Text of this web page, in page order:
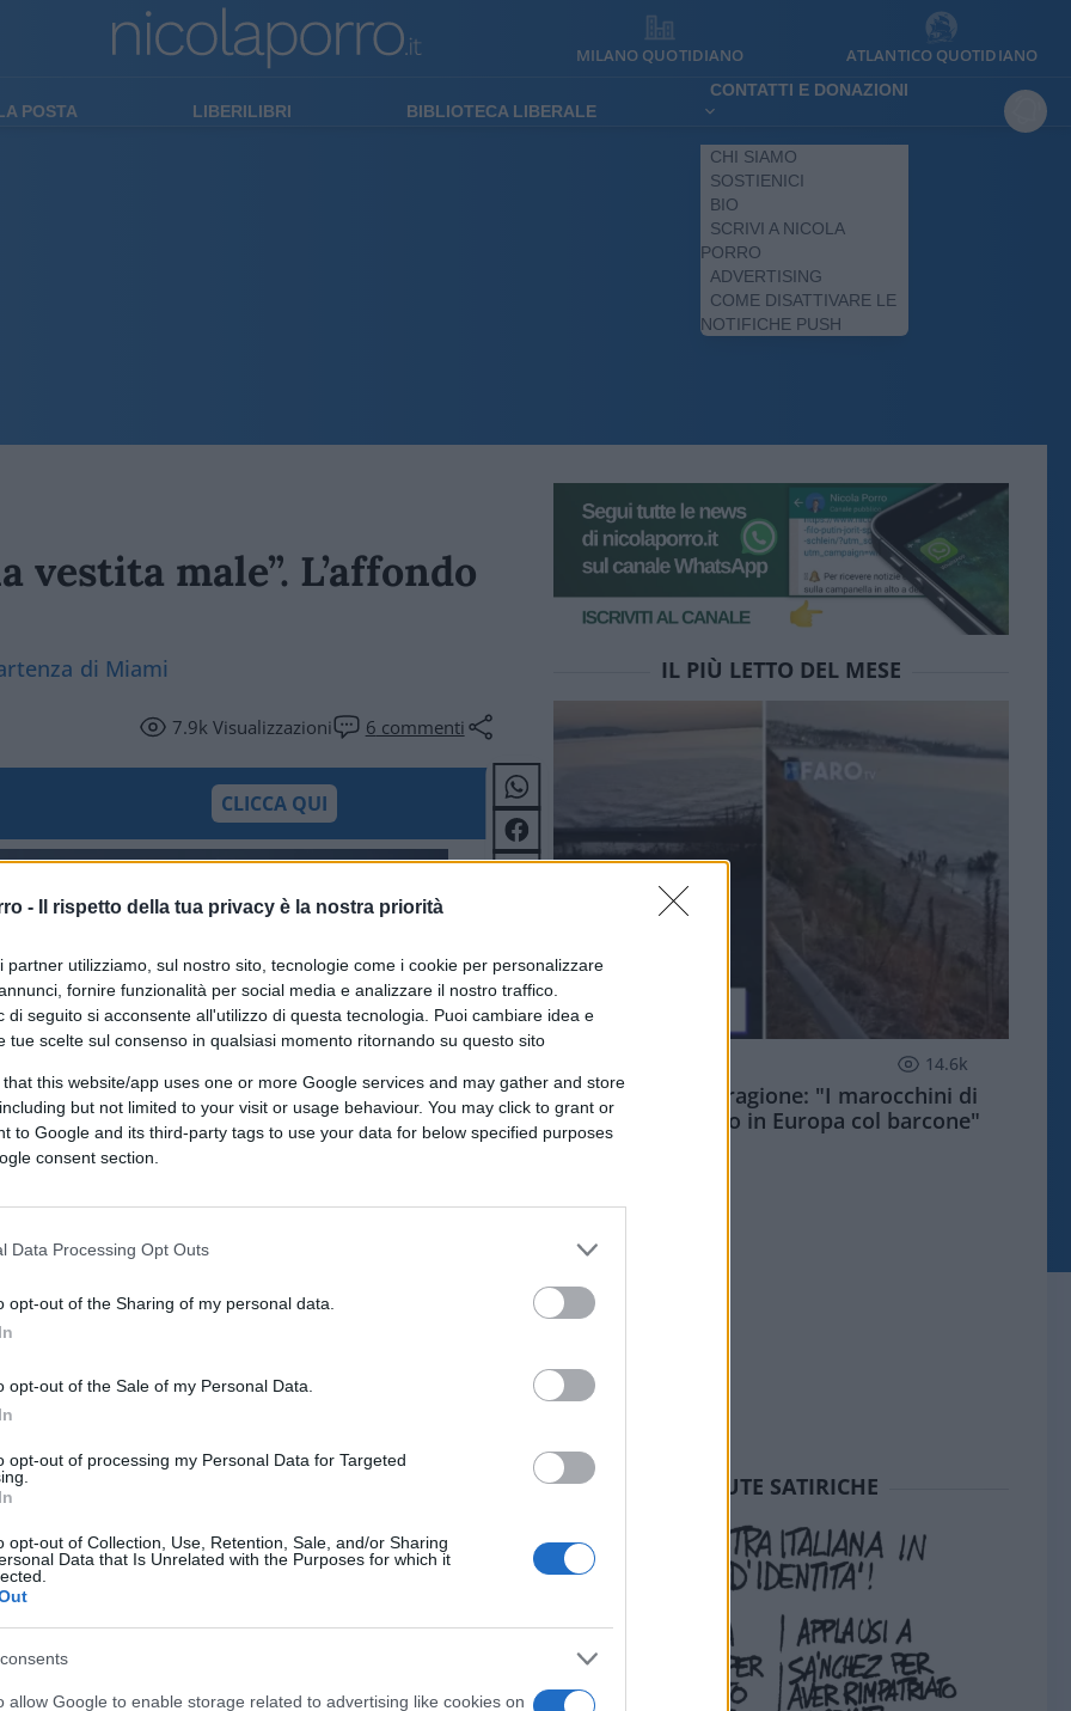
- Il rispetto della tua privacy è la nostra priorità
partner utilizziamo, sul nostro sito, tecnologie come i cookie per personalizzare
fornire funzionalità per social media e analizzare il nostro traffico.
di seguito si acconsente all'utilizzo di questa tecnologia. Puoi cambiare idea e
tue scelte sul consenso in qualsiasi momento ritornando su questo sito
that this website/app uses one or more Google services and may gather and store
but not limited to your visit or usage behaviour. You may click to grant or
to Google and its third-party tags to use your data for below specified purposes
consent section.
Data Processing Opt Outs
opt-out of the Sharing of my personal data.
opt-out of the Sale of my Personal Data.
opt-out of processing my Personal Data for Targeted
opt-out of Collection, Use, Retention, Sale, and/or Sharing
Data that Is Unrelated with the Purposes for which it
allow Google to enable storage related to advertising like cookies on
MILANO QUOTIDIANO ATLANTICO QUOTIDIANO
POSTA LIBERILIBRI BIBLIOTECA LIBERALE
CONTATTI E DONAZIONI
CHI SIAMO
SOSTIENICI
BIO
SCRIVI A NICOLA
PORRO
ADVERTISING
COME DISATTIVARE LE
NOTIFICHE PUSH
vestita male”. L’affondo
di Miami
7.9kVisualizzazioni 6 commenti
CLICCA QUI
profondamente l’Italia e le sue inestimabili
Uniti la qualità dell’artigianato orafo del
bloccano l’Italia.
IL PIÙ LETTO DEL MESE
14.6k
Meloni aveva ragione: "I marocchini di
Ceuta sbarcano in Europa col barcone"
SEDUTE SATIRICHE